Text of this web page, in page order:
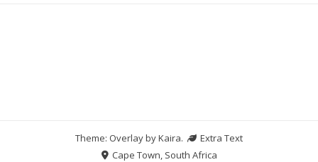
Theme: Overlay byKaira.
Extra Text
Cape Town, South Africa